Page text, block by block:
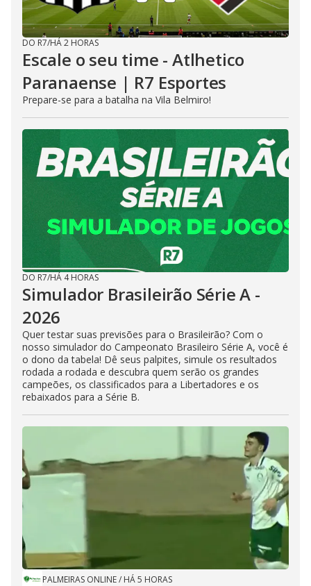
DO R7/HÁ 2 HORAS
Escale o seu time - Atlhetico
Paranaense | R7 Esportes
Prepare-se para a batalha na Vila Belmiro!
DO R7/HÁ 4 HORAS
Simulador Brasileirão Série A -
2026
Quer testar suas previsões para o Brasileirão? Com o
nosso simulador do Campeonato Brasileiro Série A, você é
o dono da tabela! Dê seus palpites, simule os resultados
rodada a rodada e descubra quem serão os grandes
campeões, os classificados para a Libertadores e os
rebaixados para a Série B.
PALMEIRAS ONLINE/ HÁ 5 HORAS